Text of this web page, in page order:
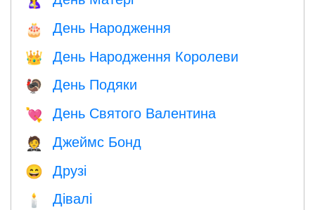
🎂 День Народження
👑 День Народження Королеви
🦃 День Подяки
💘 День Святого Валентина
🤵 Джеймс Бонд
😄 Друзі
🕯 Дівалі